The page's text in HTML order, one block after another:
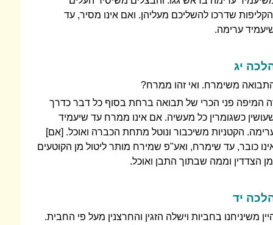
שדרכו להשליכם מעליהן. ואם אינו מסיר, עד
ערימה.
יג
משימרח. ואי זהו ממרח?
המיפה פני הכרי של תבואה ברחת בסוף כל דבר כדרך
כשגומרין כל מעשיה. אם אינו ממרח עד שיעמיד
הקטניות משיכבור ונוטל מתחת הכברה ואוכל. [אם]
כובר, עד שימרח, ואע"פ שמירח מותר ליטול מן הקוטעים
הצדדין וממה שבתוך התבן ואוכל.
יד
משיניחנו בחביות וישלה הזגין והחרצנין מעל פי החבית.